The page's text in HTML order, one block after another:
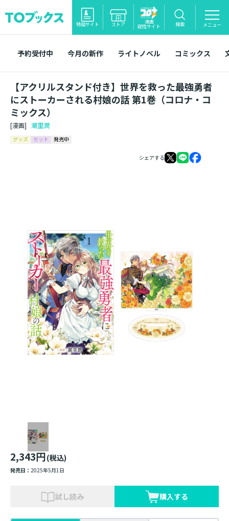
特設サイト ストア 漫画
配信サイト 検索 メニュー
予約受付中 今月の新作 ライトノベル コミックス
【アクリルスタンド付き】世界を救った最強勇者
にストーカーされる村娘の話 第1巻（コロナ・コ
ミックス）
[漫画] 潮里潤
グッズ セット 発売中
シェアする
2,343円(税込)
発売日： 2025年5月1日
試し読み 購入する